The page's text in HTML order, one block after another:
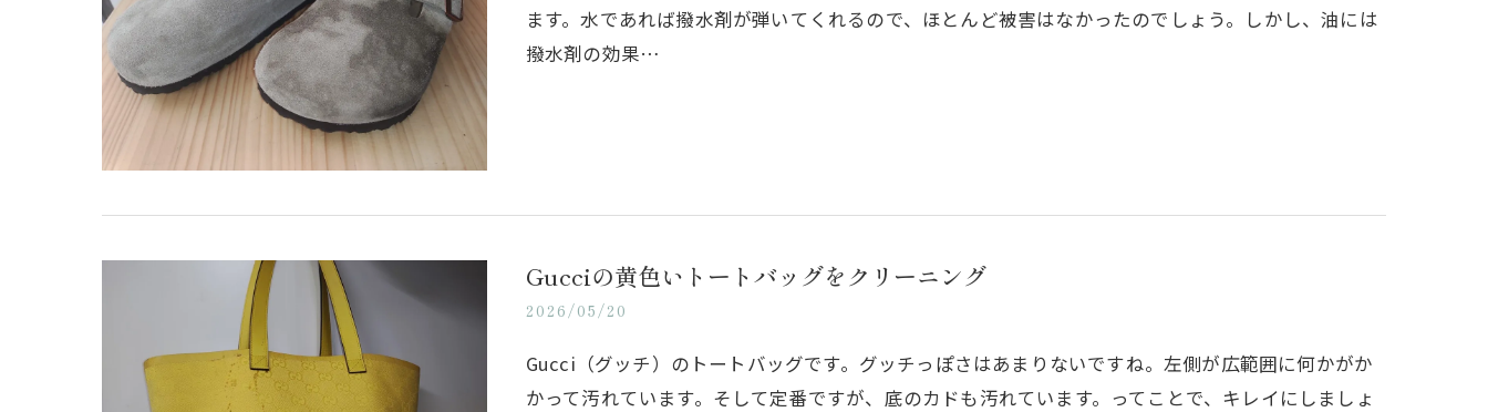
ます。水であれば撥水剤が弾いてくれるので、ほとんど被害はなかったのでしょう。しかし、油には
撥水剤の効果…
Gucciの黄色いトートバッグをクリーニング
2026/05/20
Gucci（グッチ）のトートバッグです。グッチっぽさはあまりないですね。左側が広範囲に何かがか
かって汚れています。そして定番ですが、底のカドも汚れています。ってことで、キレイにしましょ